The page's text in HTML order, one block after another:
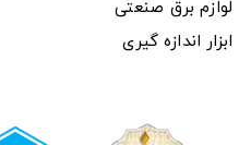
لوازم برق صنعتی
ابزار اندازه گیری